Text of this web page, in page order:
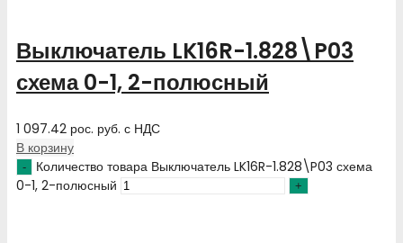
Выключатель LK16R-1.828\P03
схема 0-1, 2-полюсный
1 097.42 рос. руб. с НДС
В корзину
Количество товара Выключатель LK16R-1.828\P03 схема
0-1, 2-полюсный